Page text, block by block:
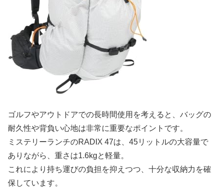
ゴルフやアウトドアでの長時間使用を考えると、バッグの
耐久性や背負い心地は非常に重要なポイントです。
ミステリーランチのRADIX 47は、45リットルの大容量で
ありながら、重さは1.6kgと軽量。
これにより持ち運びの負担を抑えつつ、十分な収納力を確
保しています。